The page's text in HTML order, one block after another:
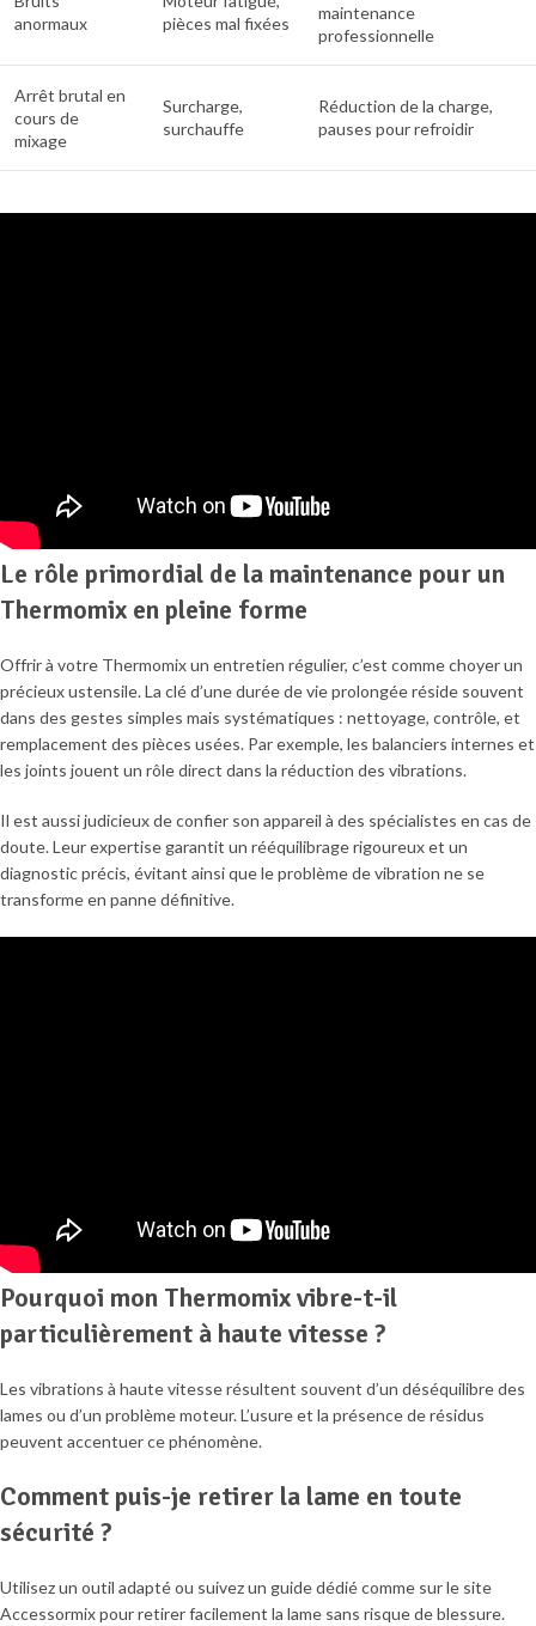
anormaux
pièces mal fixées
maintenance
professionnelle
Arrêt brutal en
cours de
mixage
Surcharge,
surchauffe
Réduction de la charge,
pauses pour refroidir
Le rôle primordial de la maintenance pour un
Thermomix en pleine forme
Offrir à votre Thermomix un entretien régulier, c’est comme choyer un
précieux ustensile. La clé d’une durée de vie prolongée réside souvent
dans des gestes simples mais systématiques : nettoyage, contrôle, et
remplacement des pièces usées. Par exemple, les balanciers internes et
les joints jouent un rôle direct dans la réduction des vibrations.
Il est aussi judicieux de confier son appareil à des spécialistes en cas de
doute. Leur expertise garantit un rééquilibrage rigoureux et un
diagnostic précis, évitant ainsi que le problème de vibration ne se
transforme en panne définitive.
Pourquoi mon Thermomix vibre-t-il
particulièrement à haute vitesse ?
Les vibrations à haute vitesse résultent souvent d’un déséquilibre des
lames ou d’un problème moteur. L’usure et la présence de résidus
peuvent accentuer ce phénomène.
Comment puis-je retirer la lame en toute
sécurité ?
Utilisez un outil adapté ou suivez un guide dédié comme sur le site
Accessormix pour retirer facilement la lame sans risque de blessure.